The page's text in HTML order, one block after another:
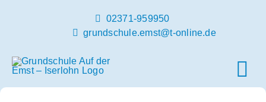
02371-959950
grundschule.emst@t-online.de